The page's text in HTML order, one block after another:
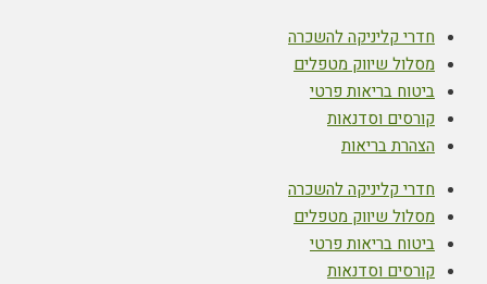
חדרי קליניקה להשכרה
מסלול שיווק מטפלים
ביטוח בריאות פרטי
קורסים וסדנאות
הצהרת בריאות
חדרי קליניקה להשכרה
מסלול שיווק מטפלים
ביטוח בריאות פרטי
קורסים וסדנאות